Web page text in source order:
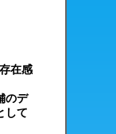
在感
のデ
して